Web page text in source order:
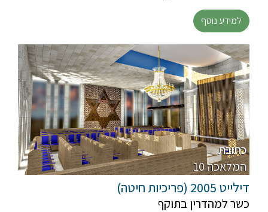
למידע נוסף
כתובת
10 המלאכה
דילייט 2005 (פריכיות חיטה)
כשר למהדרין בתוקף